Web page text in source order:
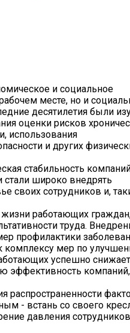
и социальное
месте, но и
десятилетия были
оценки рисков
использования
и других
стабильность
стали широко внедрять
своих сотрудников и,
работающих
труда.
профилактики
комплексу мер по
успешно снижает
эффективность компаний,
распространенности
- встань со своего
давления